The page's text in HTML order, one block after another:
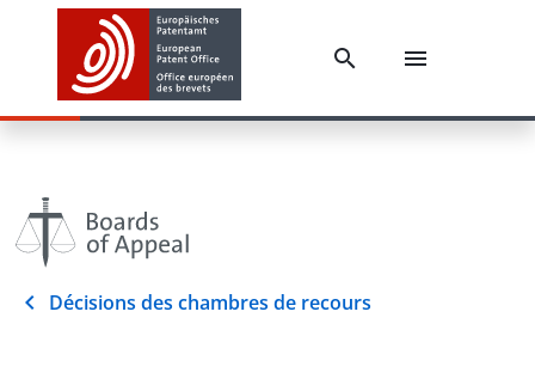
Décisions des chambres de recours